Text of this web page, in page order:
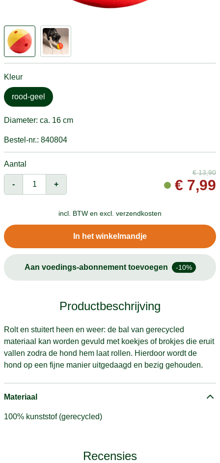
Kleur
rood-geel
Diameter: ca. 16 cm
Bestel-nr.: 840804
Aantal
- +
€13,90
€ 7,99
incl. BTW en excl. verzendkosten
In het winkelmandje
Aan voedings-abonnement toevoegen -10%
Productbeschrijving
Rolt en stuitert heen en weer: de bal van gerecycled
materiaal kan worden gevuld met koekjes of brokjes die eruit
vallen zodra de hond hem laat rollen. Hierdoor wordt de
hond op een fijne manier uitgedaagd en bezig gehouden.
Materiaal
100% kunststof (gerecycled)
Recensies